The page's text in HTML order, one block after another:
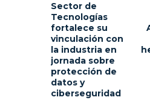
Sector de
Tecnologías
fortalece su
vinculación con
la industria en
jornada sobre
protección de
datos y
ciberseguridad